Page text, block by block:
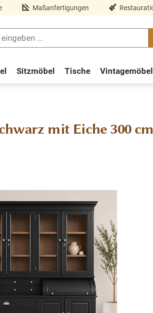
Maßanfertigungen
Sitzmöbel Tische Vintagemöbel
mit Eiche 300 cm